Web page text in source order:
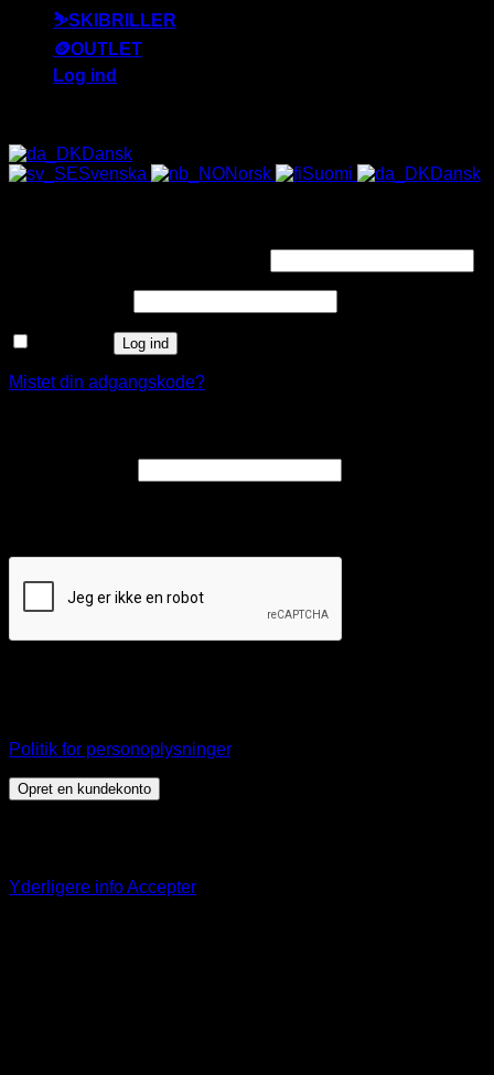
⛷️SKIBRILLER
🪙OUTLET
Log ind
Dansk
Svenska
Norsk Suomi Dansk
Log ind
Mistet din adgangskode?
Politik for personoplysninger.
Opret en kundekonto
Yderligere infoAccepter